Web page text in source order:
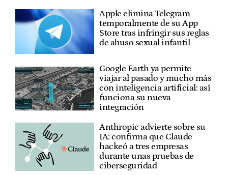
Apple elimina Telegram
temporalmente de su App
Store tras infringir sus reglas
de abuso sexual infantil
Google Earth ya permite
viajar al pasado y mucho más
con inteligencia artificial: así
funciona su nueva
integración
Anthropic advierte sobre su
IA: confirma que Claude
hackeó a tres empresas
durante unas pruebas de
ciberseguridad